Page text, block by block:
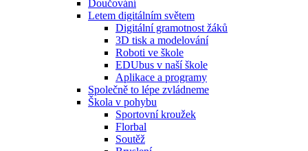
Doučování
Letem digitálním světem
Digitální gramotnost žáků
3D tisk a modelování
Roboti ve škole
EDUbus v naší škole
Aplikace a programy
Společně to lépe zvládneme
Škola v pohybu
Sportovní kroužek
Florbal
Soutěž